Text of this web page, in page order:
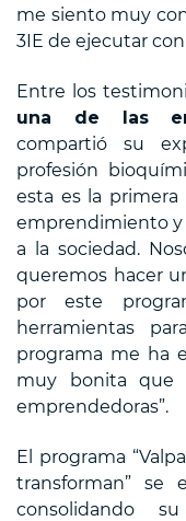
me siento muy
3IE de ejecutar
Entre los
una de las
compartió su
profesión
esta es la
emprendimiento y
a la sociedad.
queremos hacer
por este
herramientas
programa me ha
muy bonita que
emprendedoras”.
El programa
transforman” se
consolidando